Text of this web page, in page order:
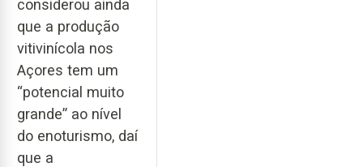
considerou ainda
que a produção
vitivinícola nos
Açores tem um
“potencial muito
grande” ao nível
do enoturismo, daí
que a